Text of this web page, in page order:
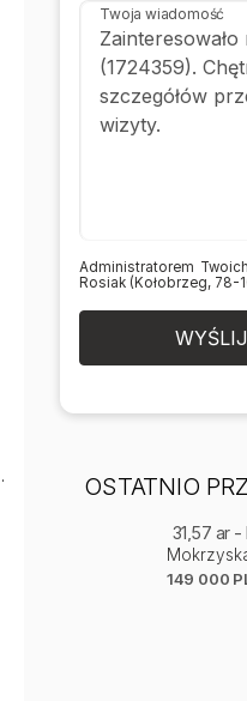
Twoja wiadomość
Administratorem
Rosiak (Kołobrzeg, 78-
OSTATNIO
31,57 ar
149 000